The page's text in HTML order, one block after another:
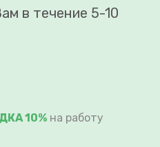
в течение 5-10
10% на работу